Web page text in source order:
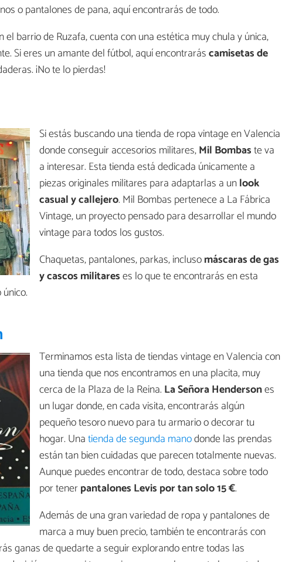
o pantalones de pana, aquí encontrarás de todo.
barrio de Ruzafa, cuenta con una estética muy chula y única,
Si eres un amante del fútbol, aquí encontraráscamisetas de
¡No te lo pierdas!
Si estás buscando una tienda de ropa vintage en Valencia
donde conseguir accesorios militares,Mil Bombaste va
a interesar. Esta tienda está dedicada únicamente a
piezas originales militares para adaptarlas a unlook
casual y callejero. Mil Bombas pertenece a La Fábrica
Vintage, un proyecto pensado para desarrollar el mundo
vintage para todos los gustos.
Chaquetas, pantalones, parkas, inclusomáscaras de gas
y cascos militareses lo que te encontrarás en esta
Terminamos esta lista de tiendas vintage en Valencia con
una tienda que nos encontramos en una placita, muy
cerca de la Plaza de la Reina. La Señora Hendersones
un lugar donde, en cada visita, encontrarás algún
pequeño tesoro nuevo para tu armario o decorar tu
hogar. Unatienda de segunda manodonde las prendas
están tan bien cuidadas que parecen totalmente nuevas.
Aunque puedes encontrar de todo, destaca sobre todo
por tenerpantalones Levis por tan solo 15 €.
Además de una gran variedad de ropa y pantalones de
marca a muy buen precio, también te encontrarás con
ganas de quedarte a seguir explorando entre todas las